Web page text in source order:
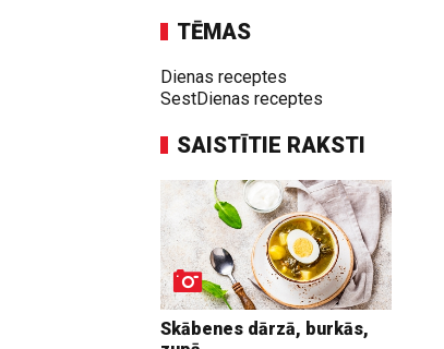
TĒMAS
Dienas receptes
SestDienas receptes
SAISTĪTIE RAKSTI
Skābenes dārzā, burkās,